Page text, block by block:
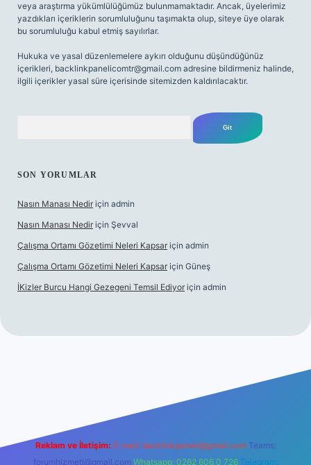
veya araştırma yükümlülüğümüz bulunmamaktadır. Ancak, üyelerimiz
yazdıkları içeriklerin sorumluluğunu taşımakta olup, siteye üye olarak
bu sorumluluğu kabul etmiş sayılırlar.
Hukuka ve yasal düzenlemelere aykırı olduğunu düşündüğünüz
içerikleri, backlinkpanelicomtr@gmail.com adresine bildirmeniz halinde,
ilgili içerikler yasal süre içerisinde sitemizden kaldırılacaktır.
SON YORUMLAR
Nasın Manası Nedir için admin
Nasın Manası Nedir için Şevval
Çalışma Ortamı Gözetimi Neleri Kapsar için admin
Çalışma Ortamı Gözetimi Neleri Kapsar için Güneş
İKizler Burcu Hangi Gezegeni Temsil Ediyor için admin
Reklam ve İletişim: E-mail: backlinkpaneli@gmail.com Teams:
forumhizmeti@gmail.com Whatsapp: 0262 606 0 726 Telegram: